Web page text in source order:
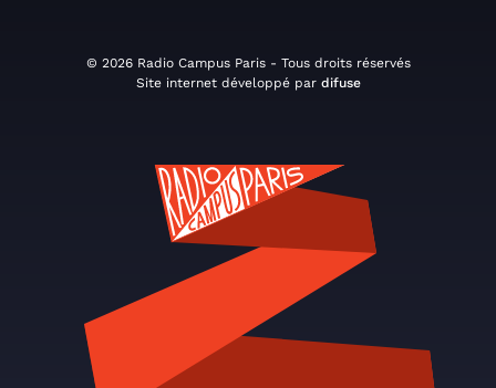
© 2026 Radio Campus Paris - Tous droits réservés
Site internet développé par difuse